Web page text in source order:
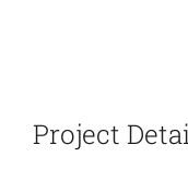
Project